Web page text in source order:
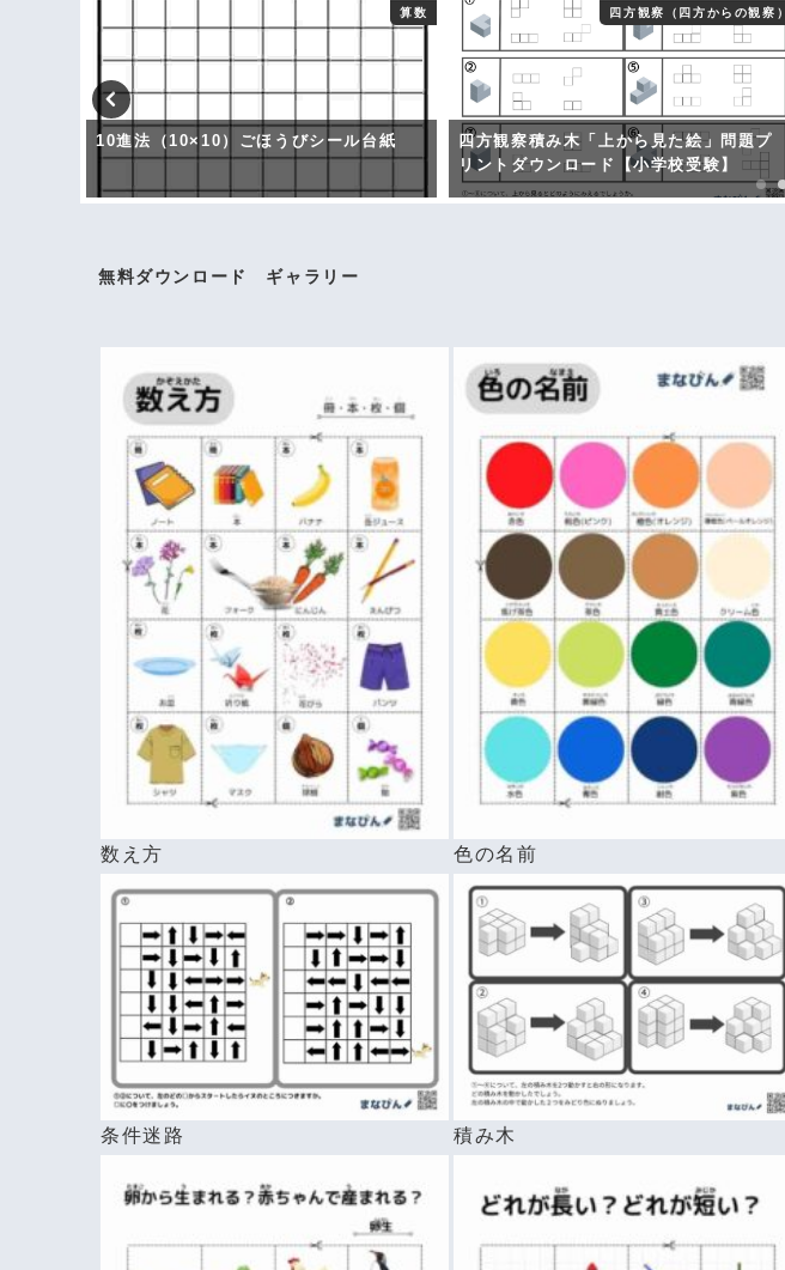
算数
10進法（10×10）ごほうびシール台紙
四方観察（四方からの観察）
四方観察積み木「上から見た絵」問題プ
リントダウンロード【小学校受験】
無料ダウンロード ギャラリー
数え方 色の名前
条件迷路 積み木